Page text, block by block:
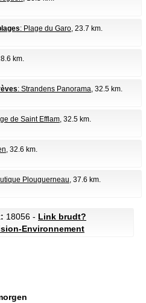
: Plage du Garo, 23.7 km.
km.
: Strandens Panorama, 32.5 km.
de Saint Efflam, 32.5 km.
, 32.6 km.
Plouguerneau, 37.6 km.
18056 - Link brudt?
Environnement